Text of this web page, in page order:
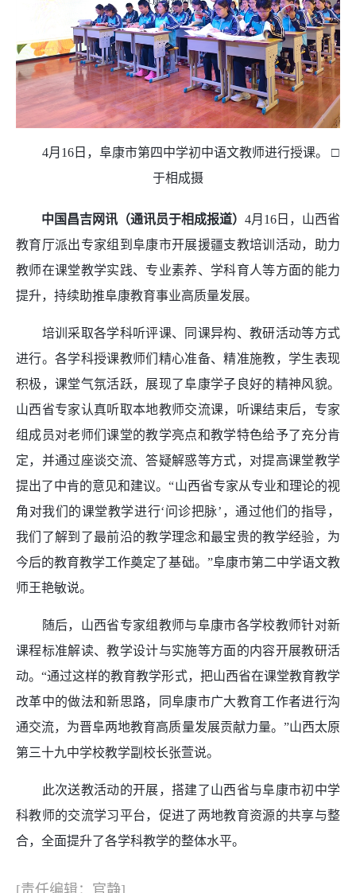
4月16日，阜康市第四中学初中语文教师进行授课。 □
于相成摄
中国昌吉网讯（通讯员于相成报道） 4月16日，山西省
教育厅派出专家组到阜康市开展援疆支教培训活动，助力
教师在课堂教学实践、专业素养、学科育人等方面的能力
提升，持续助推阜康教育事业高质量发展。
培训采取各学科听评课、同课异构、教研活动等方式
进行。各学科授课教师们精心准备、精准施教，学生表现
积极，课堂气氛活跃，展现了阜康学子良好的精神风貌。
山西省专家认真听取本地教师交流课，听课结束后，专家
组成员对老师们课堂的教学亮点和教学特色给予了充分肯
定，并通过座谈交流、答疑解惑等方式，对提高课堂教学
提出了中肯的意见和建议。“山西省专家从专业和理论的视
角对我们的课堂教学进行‘问诊把脉’，通过他们的指导，
我们了解到了最前沿的教学理念和最宝贵的教学经验，为
今后的教育教学工作奠定了基础。”阜康市第二中学语文教
师王艳敏说。
随后，山西省专家组教师与阜康市各学校教师针对新
课程标准解读、教学设计与实施等方面的内容开展教研活
动。“通过这样的教育教学形式，把山西省在课堂教育教学
改革中的做法和新思路，同阜康市广大教育工作者进行沟
通交流，为晋阜两地教育高质量发展贡献力量。”山西太原
第三十九中学校教学副校长张萱说。
此次送教活动的开展，搭建了山西省与阜康市初中学
科教师的交流学习平台，促进了两地教育资源的共享与整
合，全面提升了各学科教学的整体水平。
[责任编辑：官静]